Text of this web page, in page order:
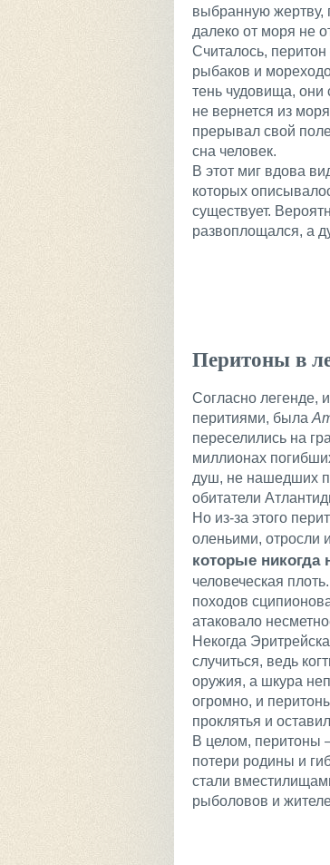
выбранную жертву,
далеко от моря не
Считалось, перитон
рыбаков и
тень чудовища, они
не вернется из
прерывал свой
сна человек.
В этот миг вдова
которых
существует.
развоплощался, а
Перитоны в
Согласно легенде,
перитиями, была
переселились на
миллионах
душ, не нашедших
обитатели
Но из-за этого
оленьими, отросли
которые никогда
человеческая
походов
атаковало
Некогда
случиться, ведь
оружия, а шкура
огромно, и
проклятья и
В целом, перитоны
потери родины и
стали
рыболовов и